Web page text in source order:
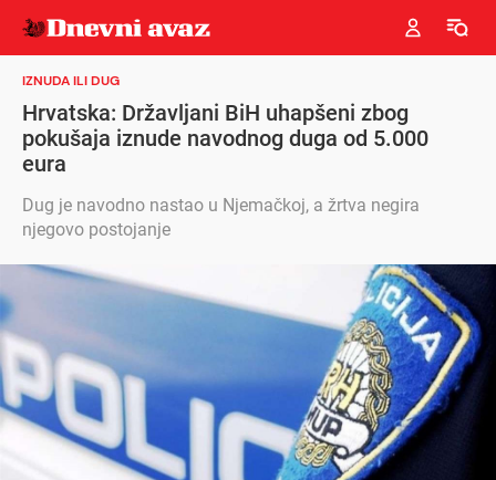
IZNUDA ILI DUG
Hrvatska: Državljani BiH uhapšeni zbog
pokušaja iznude navodnog duga od 5.000
eura
Dug je navodno nastao u Njemačkoj, a žrtva negira
njegovo postojanje